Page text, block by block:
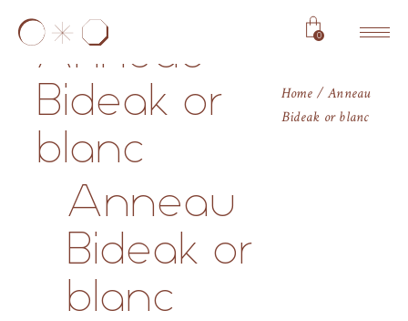
0
Anneau
Bideak or
blanc
Home
Anneau
Bideak or blanc
Anneau
Bideak or
blanc